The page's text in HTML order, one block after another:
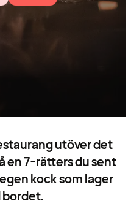
utöver det
en 7-rätters du sent
kock som lager
bordet.